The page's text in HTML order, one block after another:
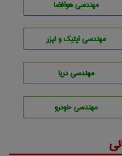
مهندسی هوافضا
مهندسی اپتیک و لیزر
مهندسی دریا
مهندسی خودرو